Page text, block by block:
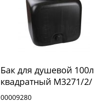
Бак для душевой 100л
квадратный М3271/2/
00009280